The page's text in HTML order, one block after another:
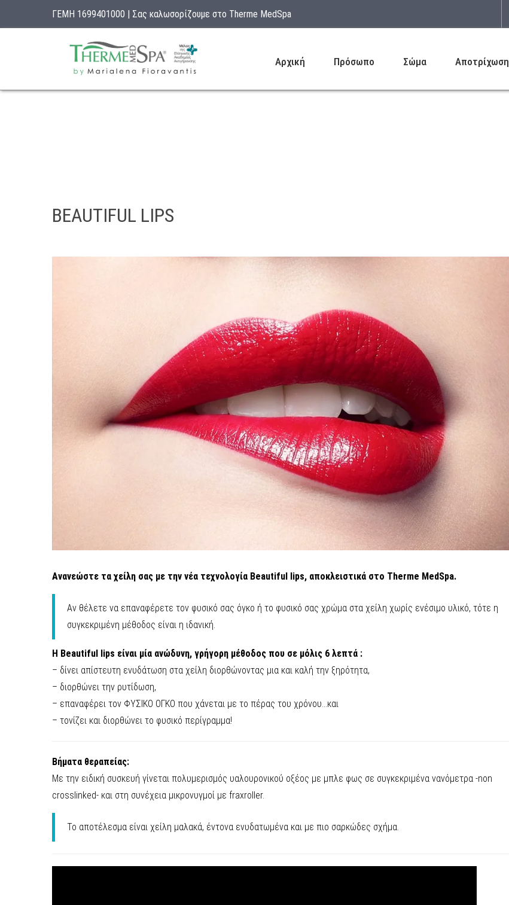
ΓΕΜΗ 1699401000 | Σας καλωσορίζουμε στο Therme MedSpa
Αρχική Πρόσωπο Σώμα Αποτρίχωση
BEAUTIFUL LIPS
Ανανεώστε τα χείλη σας με την νέα τεχνολογία Beautiful lips, αποκλειστικά στο Therme MedSpa.
Αν θέλετε να επαναφέρετε τον φυσικό σας όγκο ή το φυσικό σας χρώμα στα χείλη χωρίς ενέσιμο υλικό, τότε η
συγκεκριμένη μέθοδος είναι η ιδανική.
Η Beautiful lips είναι μία ανώδυνη, γρήγορη μέθοδος που σε μόλις 6 λεπτά :
– δίνει απίστευτη ενυδάτωση στα χείλη διορθώνοντας μια και καλή την ξηρότητα,
– διορθώνει την ρυτίδωση,
– επαναφέρει τον ΦΥΣΙΚΟ ΟΓΚΟ που χάνεται με το πέρας του χρόνου…και
– τονίζει και διορθώνει το φυσικό περίγραμμα!
Βήματα θεραπείας:
Με την ειδική συσκευή γίνεται πολυμερισμός υαλουρονικού οξέος με μπλε φως σε συγκεκριμένα νανόμετρα -non
crosslinked- και στη συνέχεια μικρονυγμοί με fraxroller.
Το αποτέλεσμα είναι χείλη μαλακά, έντονα ενυδατωμένα και με πιο σαρκώδες σχήμα.